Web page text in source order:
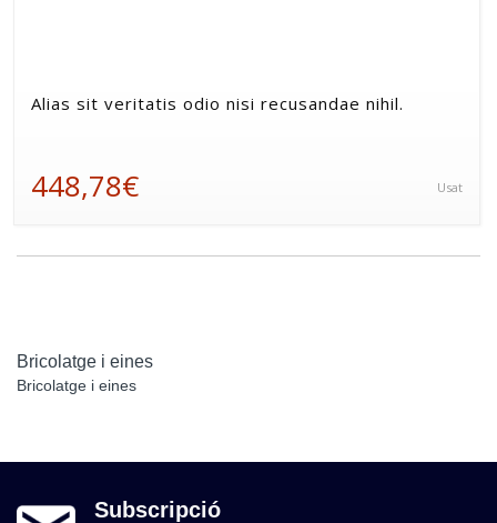
Alias sit veritatis odio nisi recusandae nihil.
448,78€ Usat
Bricolatge i eines
Bricolatge i eines
Subscripció